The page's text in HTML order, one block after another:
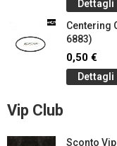
Dettagli
Centering
6883)
0,50 €
Dettagli
Vip Club
Sconto Vip